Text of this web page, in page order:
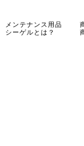
メンテナンス用品
シーゲルとは？